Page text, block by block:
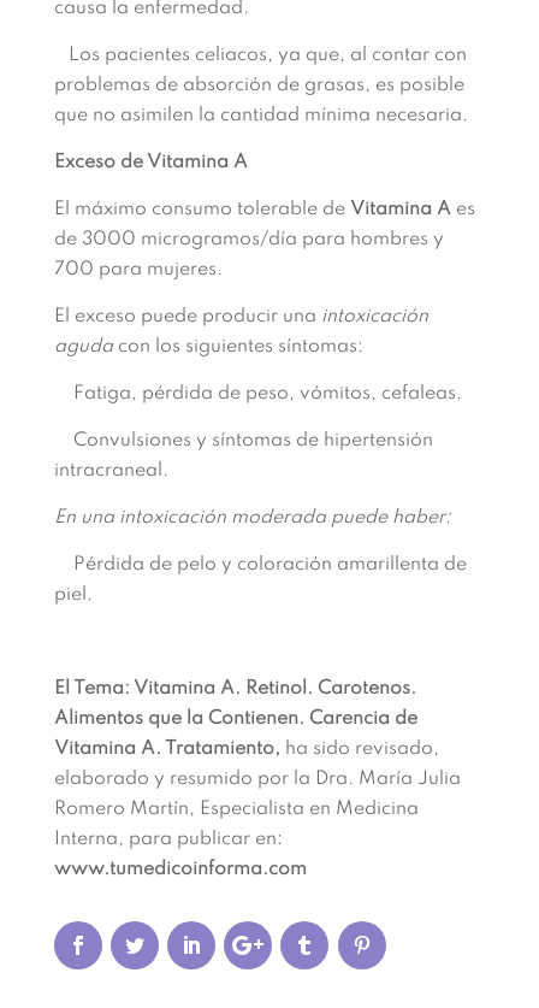
causa la enfermedad.
Los pacientes celiacos, ya que, al contar con
problemas de absorción de grasas, es posible
que no asimilen la cantidad mínima necesaria.
Exceso de Vitamina A
El máximo consumo tolerable de Vitamina Aes
de 3000 microgramos/día para hombres y
700 para mujeres.
El exceso puede producir una intoxicación
agudacon los siguientes síntomas:
Fatiga, pérdida de peso, vómitos, cefaleas.
Convulsiones y síntomas de hipertensión
intracraneal.
En una intoxicación moderada puede haber:
Pérdida de pelo y coloración amarillenta de
piel.
El Tema: Vitamina A. Retinol. Carotenos.
Alimentos que la Contienen. Carencia de
Vitamina A. Tratamiento, ha sido revisado,
elaborado y resumido por la Dra. María Julia
Romero Martín, Especialista en Medicina
Interna, para publicar en:
www.tumedicoinforma.com